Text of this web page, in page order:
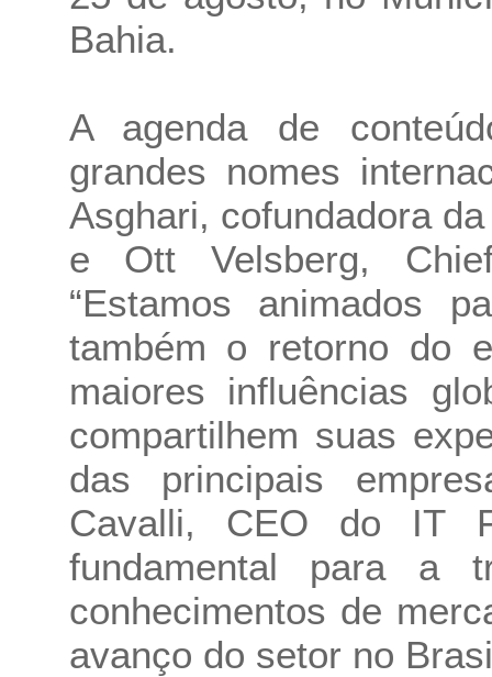
Bahia.
A agenda de
grandes nomes
Asghari, cofundadora
e Ott Velsberg,
“Estamos animados
também o retorno do
maiores influências
compartilhem suas
das principais
Cavalli, CEO do IT
fundamental para a
conhecimentos de
avanço do setor no